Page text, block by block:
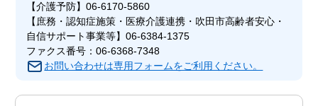
【介護予防】06-6170-5860
【庶務・認知症施策・医療介護連携・吹田市高齢者安心・
自信サポート事業等】06-6384-1375
ファクス番号：06-6368-7348
お問い合わせは専用フォームをご利用ください。